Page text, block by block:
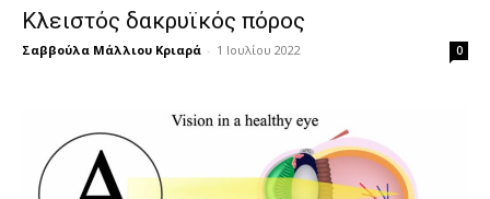
Κλειστός δακρυϊκός πόρος
Σαββούλα Μάλλιου Κριαρά - 1 Ιουλίου 2022 0